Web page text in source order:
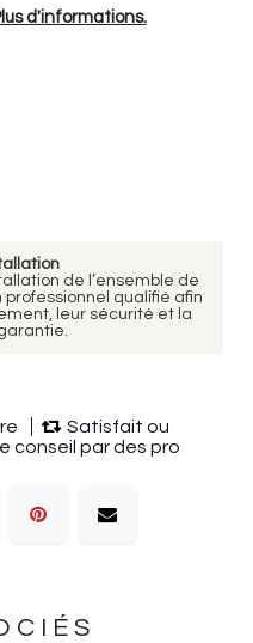
d'informations.
de l’ensemble de
professionnel qualifié afin
leur sécurité et la
Satisfait ou
conseil par des pro